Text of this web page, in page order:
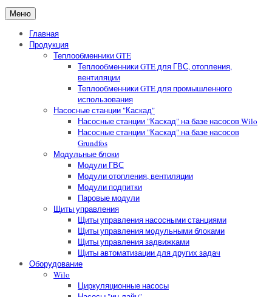
Меню
Главная
Продукция
Теплообменники GTE
Теплообменники GTE для ГВС, отопления,
вентиляции
Теплообменники GTE для промышленного
использования
Насосные станции "Каскад"
Насосные станции "Каскад" на базе насосов Wilo
Насосные станции "Каскад" на базе насосов
Grundfos
Модульные блоки
Модули ГВС
Модули отопления, вентиляции
Модули подпитки
Паровые модули
Щиты управления
Щиты управления насосными станциями
Щиты управления модульными блоками
Щиты управления задвижками
Щиты автоматизации для других задач
Оборудование
Wilo
Циркуляционные насосы